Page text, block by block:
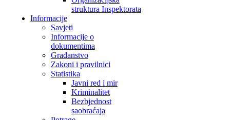
struktura Inspektorata
Informacije
Savjeti
Informacije o
dokumentima
Građanstvo
Zakoni i pravilnici
Statistika
Javni red i mir
Kriminalitet
Bezbjednost
saobraćaja